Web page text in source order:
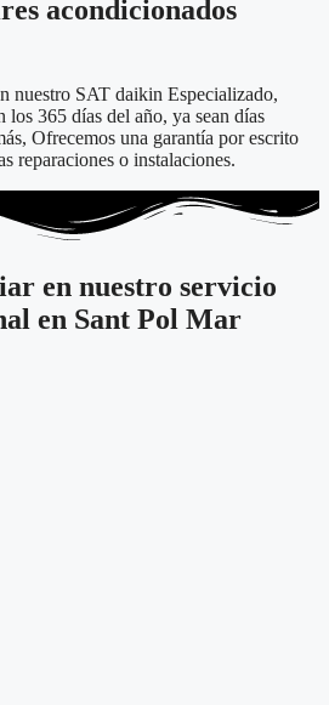
acondicionados
nuestro SAT daikin Especializado,
los 365 días del año, ya sean días
Ofrecemos una garantía por escrito
reparaciones o instalaciones.
en nuestro servicio
en Sant Pol Mar